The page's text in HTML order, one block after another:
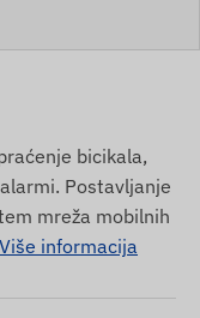
bicikala,
Postavljanje
mreža mobilnih
Više informacija